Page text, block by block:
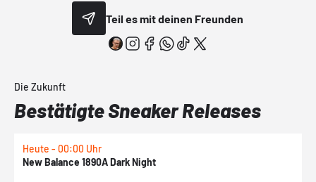
Teil es mit deinen Freunden
Die Zukunft
Bestätigte Sneaker Releases
Heute - 00:00 Uhr
New Balance 1890A Dark Night